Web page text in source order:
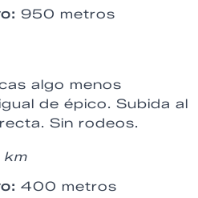
950 metros
algo menos
de épico. Subida al
Sin rodeos.
km
400 metros